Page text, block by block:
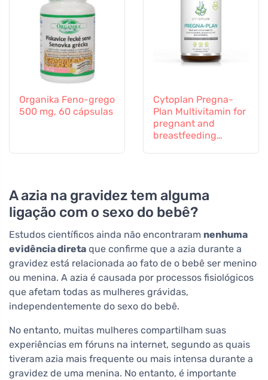
Organika Feno-grego
500 mg, 60 cápsulas
Cytoplan Pregna-
Plan Multivitamin for
pregnant and
breastfeeding
A azia na gravidez tem alguma
ligação com o sexo do bebê?
Estudos científicos ainda não encontraram nenhuma
evidência direta que confirme que a azia durante a
gravidez está relacionada ao fato de o bebê ser menino
ou menina. A azia é causada por processos fisiológicos
que afetam todas as mulheres grávidas,
independentemente do sexo do bebê.
No entanto, muitas mulheres compartilham suas
experiências em fóruns na internet, segundo as quais
tiveram azia mais frequente ou mais intensa durante a
gravidez de uma menina. No entanto, é importante